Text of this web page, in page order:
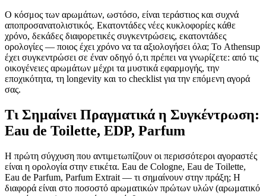
Ο κόσμος των αρωμάτων, ωστόσο, είναι τεράστιος και συχνά
αποπροσανατολιστικός. Εκατοντάδες νέες κυκλοφορίες κάθε
χρόνο, δεκάδες διαφορετικές συγκεντρώσεις, εκατοντάδες
ορολογίες — ποιος έχει χρόνο να τα αξιολογήσει όλα; Το Athensup
έχει συγκεντρώσει σε έναν οδηγό ό,τι πρέπει να γνωρίζετε: από τις
οικογένειες αρωμάτων μέχρι τα μυστικά εφαρμογής, την
εποχικότητα, τη longevity και το checklist για την επόμενη αγορά
σας.
Τι Σημαίνει Πραγματικά η Συγκέντρωση:
Eau de Toilette, EDP, Parfum
Η πρώτη σύγχυση που αντιμετωπίζουν οι περισσότεροι αγοραστές
είναι η ορολογία στην ετικέτα. Eau de Cologne, Eau de Toilette,
Eau de Parfum, Parfum Extrait — τι σημαίνουν στην πράξη; Η
διαφορά είναι στο ποσοστό αρωματικών πρώτων υλών (αρωματικό